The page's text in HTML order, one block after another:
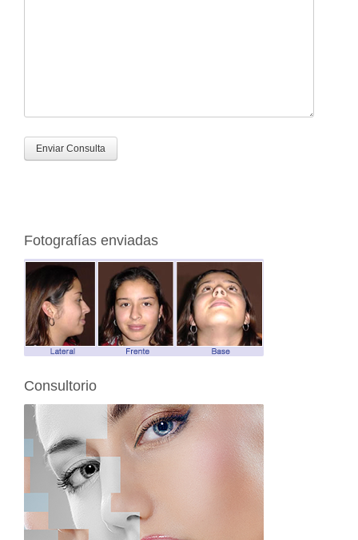
Fotografías enviadas
Consultorio